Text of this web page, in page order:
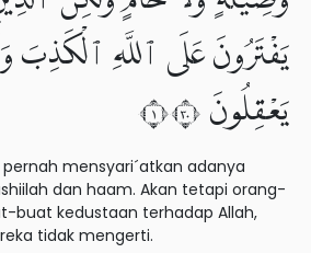
يَفْتَرُونَ عَلَى ٱللَّهِ ٱلْكَذِبَ
يَعْقِلُونَ ١٠٣
mensyari´atkan adanya
dan haam. Akan tetapi orang-
buat kedustaan terhadap Allah,
tidak mengerti.